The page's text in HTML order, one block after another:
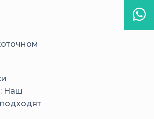
Наш